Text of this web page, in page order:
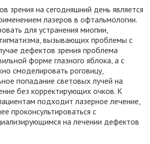
зрения на сегодняшний день является
лазеров в офтальмологии.
для устранения миопии,
вызывающих проблемы с
дефектов зрения проблема
форме глазного яблока, а с
смоделировать роговицу,
попадание световых лучей на
без корректирующих очков. К
подходит лазерное лечение,
проконсультироваться с
на лечении дефектов